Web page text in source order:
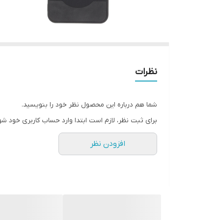
نظرات
شما هم درباره این محصول نظر خود را بنویسید.
برای ثبت نظر، لازم است ابتدا وارد حساب کاربری خود
افزودن نظر